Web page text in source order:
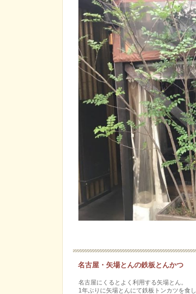
名古屋・矢場とんの鉄板とんかつ
名古屋にくるとよく利用する矢場とん。
1年ぶりに矢場とんにて鉄板トンカツを食